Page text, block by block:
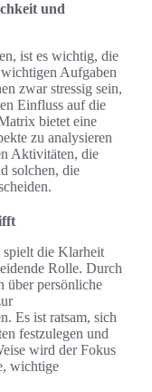
und
ist es wichtig, die
Aufgaben
zwar stressig sein,
Einfluss auf die
bietet eine
zu analysieren
Aktivitäten, die
solchen, die
die Klarheit
Rolle. Durch
über persönliche
Es ist ratsam, sich
festzulegen und
wird der Fokus
wichtige